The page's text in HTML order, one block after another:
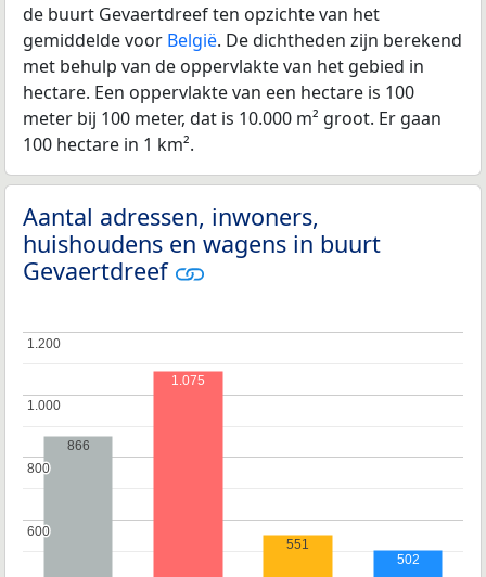
de buurt Gevaertdreef ten opzichte van het
gemiddelde voor België. De dichtheden zijn berekend
met behulp van de oppervlakte van het gebied in
hectare. Een oppervlakte van een hectare is 100
meter bij 100 meter, dat is 10.000 m² groot. Er gaan
100 hectare in 1 km².
Aantal adressen, inwoners,
huishoudens en wagens in buurt
Gevaertdreef
600
600
800
800
1.000
1.000
1.200
1.200
866
1.075
551
502